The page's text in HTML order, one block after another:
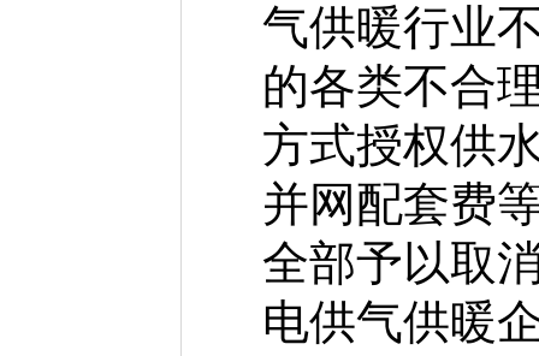
气供暖行业
的各类不合
方式授权供
并网配套费
全部予以取
电供气供暖